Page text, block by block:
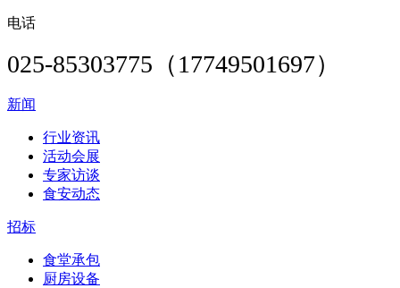
电话
025-85303775（17749501697）
新闻
行业资讯
活动会展
专家访谈
食安动态
招标
食堂承包
厨房设备